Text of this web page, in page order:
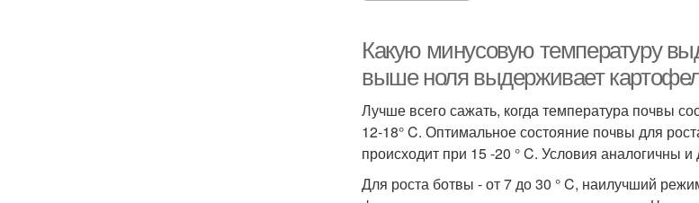
Какую минусовую температуру
выше ноля выдерживает
Лучше всего сажать, когда температура почвы
12-18° C. Оптимальное состояние почвы для
происходит при 15 -20 ° C. Условия аналогичны и
Для роста ботвы - от 7 до 30 ° C, наилучший